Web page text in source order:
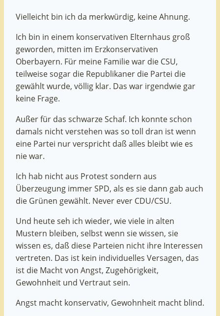
Vielleicht bin ich da merkwürdig, keine Ahnung.
Ich bin in einem konservativen Elternhaus groß
geworden, mitten im Erzkonservativen
Oberbayern. Für meine Familie war die CSU,
teilweise sogar die Republikaner die Partei die
gewählt wurde, völlig klar. Das war irgendwie gar
keine Frage.
Außer für das schwarze Schaf. Ich konnte schon
damals nicht verstehen was so toll dran ist wenn
eine Partei nur verspricht daß alles bleibt wie es
nie war.
Ich hab nicht aus Protest sondern aus
Überzeugung immer SPD, als es sie dann gab auch
die Grünen gewählt. Never ever CDU/CSU.
Und heute seh ich wieder, wie viele in alten
Mustern bleiben, selbst wenn sie wissen, sie
wissen es, daß diese Parteien nicht ihre Interessen
vertreten. Das ist kein individuelles Versagen, das
ist die Macht von Angst, Zugehörigkeit,
Gewohnheit und Vertraut sein.
Angst macht konservativ, Gewohnheit macht blind.